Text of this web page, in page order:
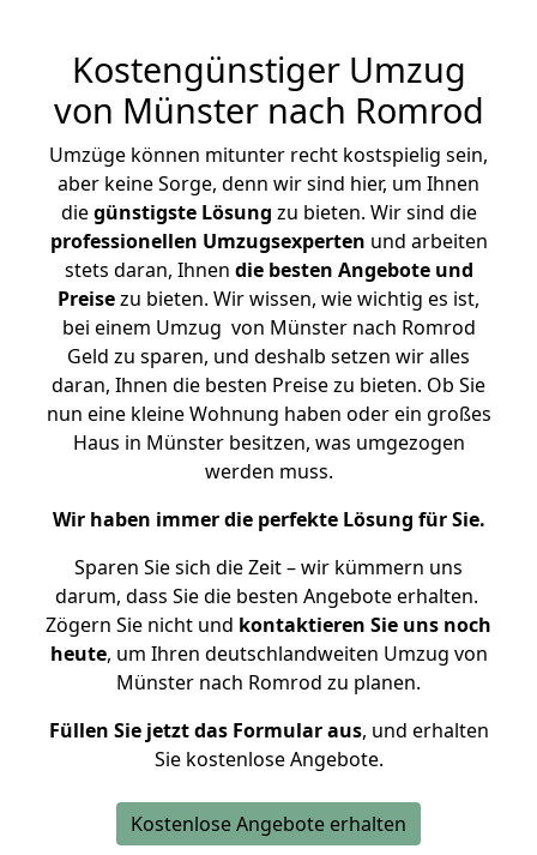
Kostengünstiger Umzug
von Münster nach Romrod
Umzüge können mitunter recht kostspielig sein,
aber keine Sorge, denn wir sind hier, um Ihnen
diegünstigste Lösung zu bieten. Wir sind die
professionellen Umzugsexperten und arbeiten
stets daran, Ihnen die besten Angebote und
Preisezu bieten. Wir wissen, wie wichtig es ist,
bei einem Umzug von Münster nach Romrod
Geld zu sparen, und deshalb setzen wir alles
daran, Ihnen die besten Preise zu bieten. Ob Sie
nun eine kleine Wohnung haben oder ein großes
Haus in Münster besitzen, was umgezogen
werden muss.
Wir haben immer die perfekte Lösung für Sie.
Sparen Sie sich die Zeit – wir kümmern uns
darum, dass Sie die besten Angebote erhalten.
Zögern Sie nicht und kontaktieren Sie uns noch
heute, um Ihren deutschlandweiten Umzug von
Münster nach Romrod zu planen.
Füllen Sie jetzt das Formular aus, und erhalten
Sie kostenlose Angebote.
Kostenlose Angebote erhalten